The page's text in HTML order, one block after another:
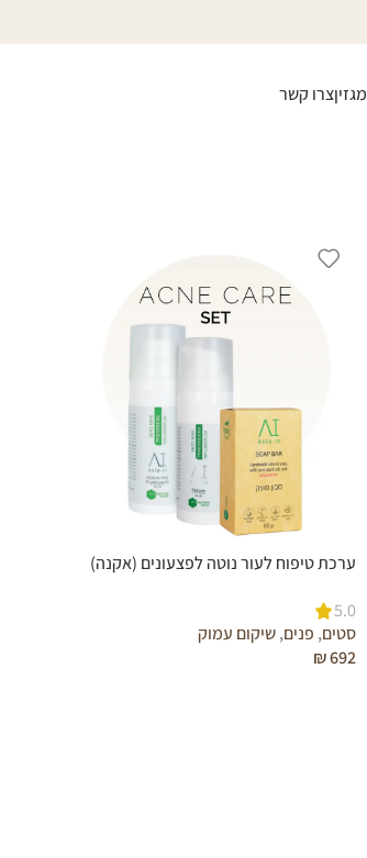
מגזיןצרו קשר
ערכת טיפוח לעור נוטה לפצעונים (אקנה)
5.0
סטים, פנים,שיקום עמוק
₪692